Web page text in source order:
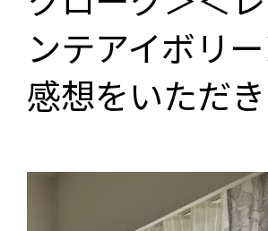
ンテアイボリ
感想をいただ